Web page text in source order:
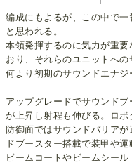
編成にもよるが、この中で
と思われる。
本領発揮するのに気力が重
おり、それらのユニットへの
何より初期のサウンドエナジ
アップグレードでサウンド
が上昇し射程も伸びる。ロボ
防御面ではサウンドバリア
ドブースター搭載で装甲や運
ビームコートやビームシー